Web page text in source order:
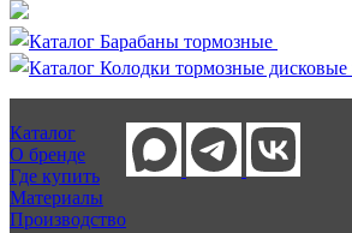
Каталог Барабаны тормозные
Каталог Колодки тормозные дисковые
Каталог
О бренде
Где купить
Материалы
Производство